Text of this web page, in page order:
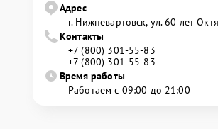
Адрес
г. Нижневартовск, ул. 60 лет
Контакты
+7 (800) 301-55-83
+7 (800) 301-55-83
Время работы
Работаем с 09:00 до 21:00